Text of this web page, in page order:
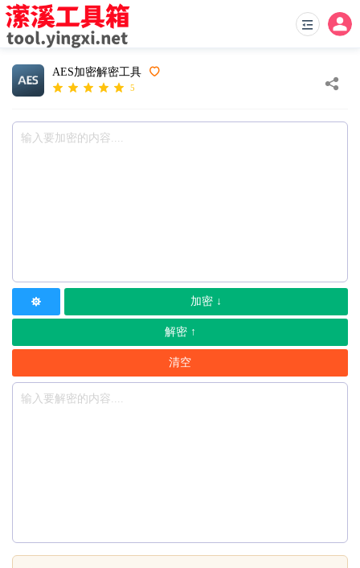
AES加密解密工具
5
加密 ↓
解密 ↑
清空